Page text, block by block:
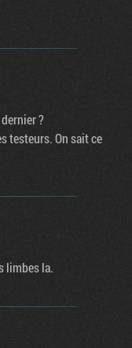
?
testeurs. On sait ce
limbes la.